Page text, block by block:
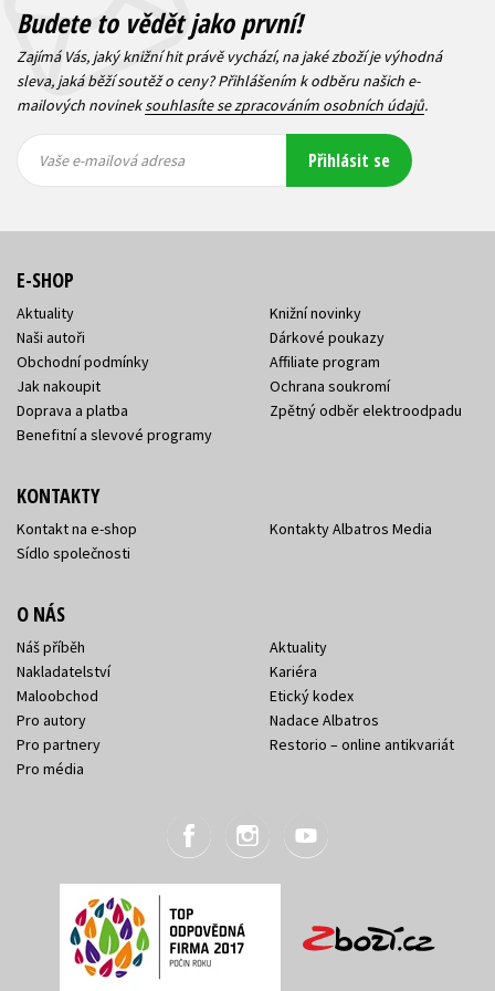
Budete to vědět jako první!
Zajímá Vás, jaký knižní hit právě vychází, na jaké zboží je výhodná
sleva, jaká běží soutěž o ceny? Přihlášením k odběru našich e-
mailových novineksouhlasíte se zpracováním osobních údajů.
mailová
mailová
Vaše e-mailová adresa Přihlásit se
E-SHOP
Aktuality
Naši autoři
Obchodní podmínky
Jak nakoupit
Doprava a platba
Benefitní a slevové programy
Knižní novinky
Dárkové poukazy
Affiliate program
Ochrana soukromí
Zpětný odběr elektroodpadu
KONTAKTY
Kontakt na e-shop
Sídlo společnosti
Kontakty Albatros Media
O NÁS
Náš příběh
Nakladatelství
Maloobchod
Pro autory
Pro partnery
Pro média
Aktuality
Kariéra
Etický kodex
Nadace Albatros
Restorio – online antikvariát